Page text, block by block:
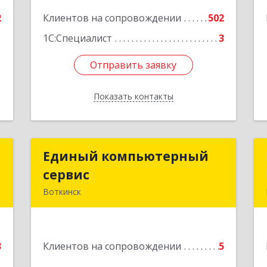
Клиентов на сопровождении
502
1С:Специалист
3
Отправить заявку
Показать контакты
Подробнее
Отправить заявку
Назад
Единый компьютерный
сервис
Воткинск
Клиентов на сопровождении 5
Единый компьютерный